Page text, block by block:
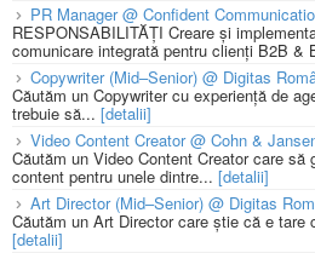
PR Manager @ Confident
RESPONSABILITĂȚI Creare și
comunicare integrată pentru clienți B2B &
Copywriter (Mid–Senior) @ Digitas
Căutăm un Copywriter cu experiență de
trebuie să... [detalii]
Video Content Creator @ Cohn &
Căutăm un Video Content Creator care să
content pentru unele dintre... [detalii]
Art Director (Mid–Senior) @ Digitas
Căutăm un Art Director care știe că e tare
[detalii]